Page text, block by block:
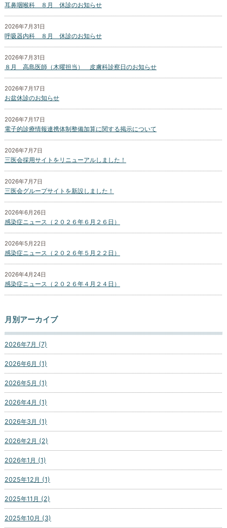
耳鼻咽喉科 ８月 休診のお知らせ
2026年7月31日
呼吸器内科 ８月 休診のお知らせ
2026年7月31日
８月 高島医師（木曜担当） 皮膚科診察日のお知らせ
2026年7月17日
お盆休診のお知らせ
2026年7月17日
電子的診療情報連携体制整備加算に関する掲示について
2026年7月7日
三医会採用サイトをリニューアルしました！
2026年7月7日
三医会グループサイトを新設しました！
2026年6月26日
感染症ニュース（２０２６年６月２６日）
2026年5月22日
感染症ニュース（２０２６年５月２２日）
2026年4月24日
感染症ニュース（２０２６年４月２４日）
月別アーカイブ
2026年7月 (7)
2026年6月 (1)
2026年5月 (1)
2026年4月 (1)
2026年3月 (1)
2026年2月 (2)
2026年1月 (1)
2025年12月 (1)
2025年11月 (2)
2025年10月 (3)